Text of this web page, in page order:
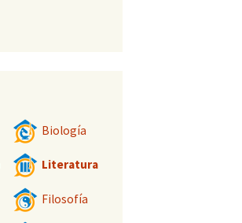
Biología
Literatura
Filosofía